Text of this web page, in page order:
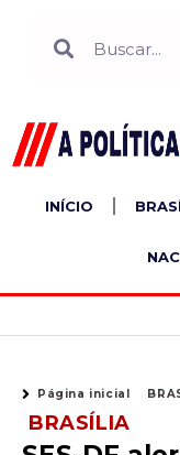
INÍCIO
Página inicial
BRASÍLIA